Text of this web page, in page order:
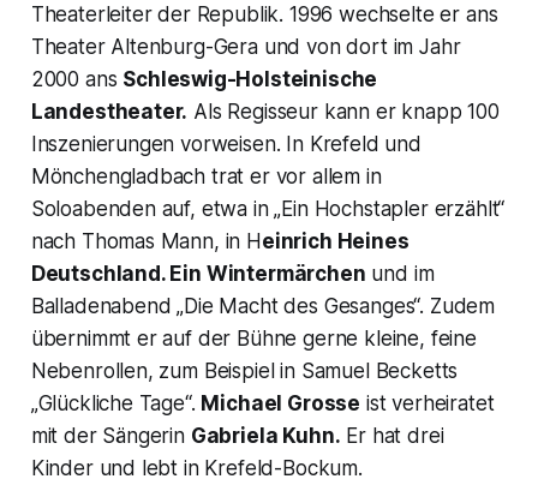
Theaterleiter der Republik. 1996 wechselte er ans
Theater Altenburg-Gera und von dort im Jahr
2000 ans Schleswig-Holsteinische
Landestheater. Als Regisseur kann er knapp 100
Inszenierungen vorweisen. In Krefeld und
Mönchengladbach trat er vor allem in
Soloabenden auf, etwa in „Ein Hochstapler erzählt“
nach Thomas Mann, in Heinrich Heines
Deutschland. Ein Wintermärchen und im
Balladenabend „Die Macht des Gesanges“. Zudem
übernimmt er auf der Bühne gerne kleine, feine
Nebenrollen, zum Beispiel in Samuel Becketts
„Glückliche Tage“. Michael Grosse ist verheiratet
mit der Sängerin Gabriela Kuhn. Er hat drei
Kinder und lebt in Krefeld-Bockum.